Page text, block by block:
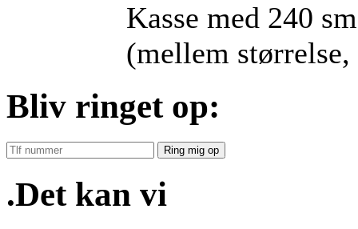
Kasse med 240
(mellem
Bliv ringet op:
Ring mig op
.Det kan vi